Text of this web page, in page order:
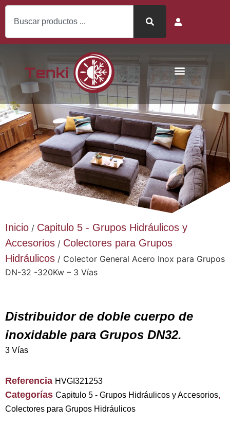
Inicio / Capitulo 5 - Grupos Hidráulicos y
Accesorios / Colectores para Grupos
Hidráulicos / Colector General Acero Inox para Grupos
DN-32 -320Kw – 3 Vías
Distribuidor de doble cuerpo de
inoxidable para Grupos DN32.
3 Vías
Referencia HVGI321253
Categorías Capitulo 5 - Grupos Hidráulicos y Accesorios,
Colectores para Grupos Hidráulicos